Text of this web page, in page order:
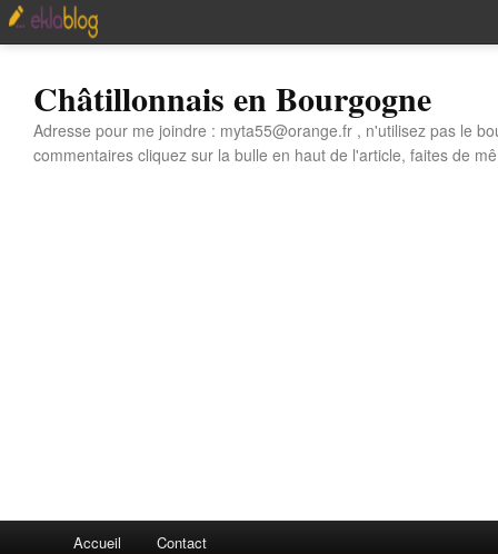
Châtillonnais en Bourgogne
Adresse pour me joindre : myta55@orange.fr , n'utilisez pas le
commentaires cliquez sur la bulle en haut de l'article, faites de
Accueil Contact